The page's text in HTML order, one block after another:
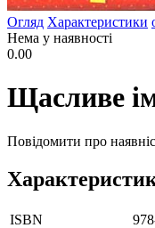
Огляд Характеристики
Нема у наявності
0.00
Щасливе
Повідомити про
ISBN